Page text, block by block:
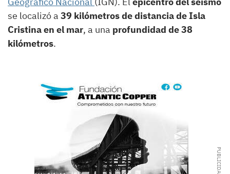
se localizó a 39 kilómetros de distancia de Isla
Cristinaen el mar, a una profundidad de 38
kilómetros.